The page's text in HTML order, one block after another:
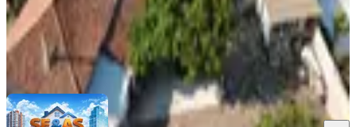
Se&As GayrimenkulFiliz Asmin Kurtar Düzgün